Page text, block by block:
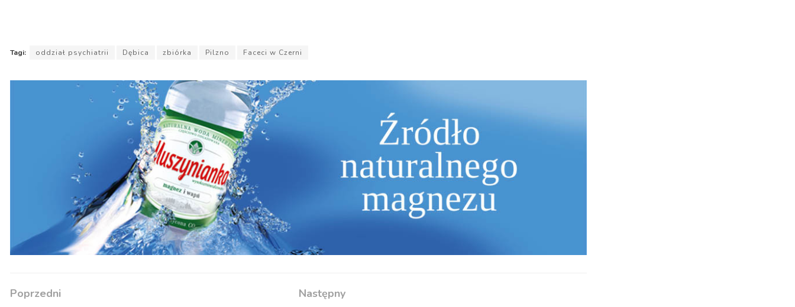
Tagi: oddział psychiatrii Dębica zbiórka Pilzno Faceci w Czerni
Poprzedni Następny